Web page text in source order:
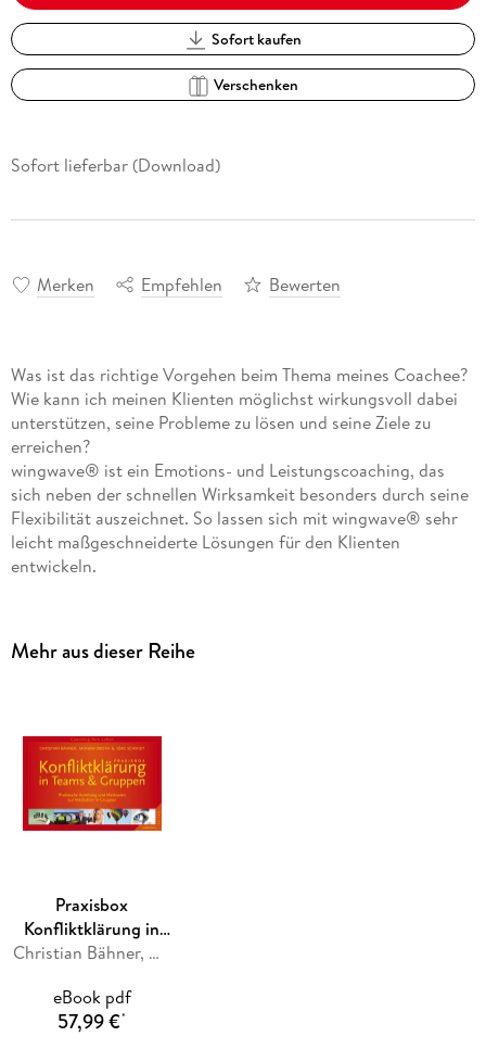
Sofort kaufen
Verschenken
Sofort lieferbar (Download)
Merken Empfehlen Bewerten
Was ist das richtige Vorgehen beim Thema meines Coachee?
Wie kann ich meinen Klienten möglichst wirkungsvoll dabei
unterstützen, seine Probleme zu lösen und seine Ziele zu
erreichen?
wingwave® ist ein Emotions- und Leistungscoaching, das
sich neben der schnellen Wirksamkeit besonders durch seine
Flexibilität auszeichnet. So lassen sich mit wingwave® sehr
leicht maßgeschneiderte Lösungen für den Klienten
entwickeln.
Methodenkompetenz und ihre Flexibilität im Umgang mit der
bilateralen Hemisphärenstimulation, dem Myostatik-Test und
Coachingprozess, einschließlich der Aussagen für den
Muskeltest. In einem Themenregister werden die einzelnen
Formate bestimmten Coachingthemen zugeordnet, bei
denen sich der Einsatz der entsprechenden Intervention
bewährt hat. So finden Sie schnell das richtige Format für
Mehr aus dieser Reihe
Praxisbox
Konfliktklärung in
Teams & Gruppen
Christian Bähner, Monika Oboth, Jörg Schmidt
eBook pdf
57,99 €*